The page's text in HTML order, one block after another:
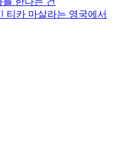
티카 마살라는 영국에서